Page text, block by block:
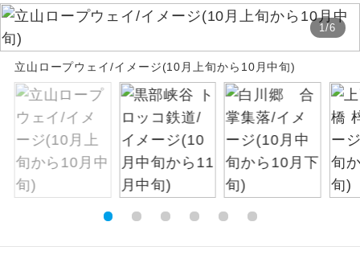
1/6
立山ロープウェイ/イメージ(10月上旬から10月中旬)
然遺産を訪ねるコースです。
温泉 温泉地にも宿泊するコースです。
露天風呂
ご宿泊ホテルに露天風呂が付いていま
す。
ご宿泊ホテルに大浴場が付いています。
事の心配はいりません。（機内食を除